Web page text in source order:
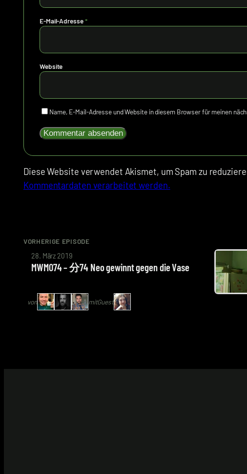
E-Mail-Adresse*
Website
Name, E-Mail-Adresse und Website in diesem Browser für meinen
Diese Website verwendet Akismet, um Spam zu
Kommentardaten verarbeitet werden.
VORHERIGE EPISODE
28. März 2019
MWM074 – 分74 Neo gewinnt gegen die Vase
von mitGuest
von
Arne
Codenaga,